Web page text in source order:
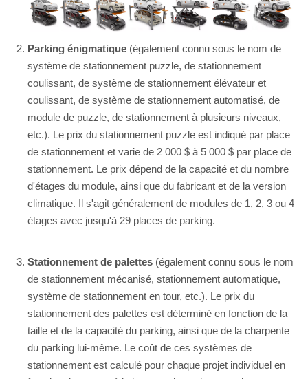
Parking énigmatique (également connu sous le nom de
système de stationnement puzzle, de stationnement
coulissant, de système de stationnement élévateur et
coulissant, de système de stationnement automatisé, de
module de puzzle, de stationnement à plusieurs niveaux,
etc.). Le prix du stationnement puzzle est indiqué par place
de stationnement et varie de 2 000 $ à 5 000 $ par place de
stationnement. Le prix dépend de la capacité et du nombre
d'étages du module, ainsi que du fabricant et de la version
climatique. Il s'agit généralement de modules de 1, 2, 3 ou 4
étages avec jusqu'à 29 places de parking.
Stationnement de palettes (également connu sous le nom
de stationnement mécanisé, stationnement automatique,
système de stationnement en tour, etc.). Le prix du
stationnement des palettes est déterminé en fonction de la
taille et de la capacité du parking, ainsi que de la charpente
du parking lui-même. Le coût de ces systèmes de
stationnement est calculé pour chaque projet individuel en